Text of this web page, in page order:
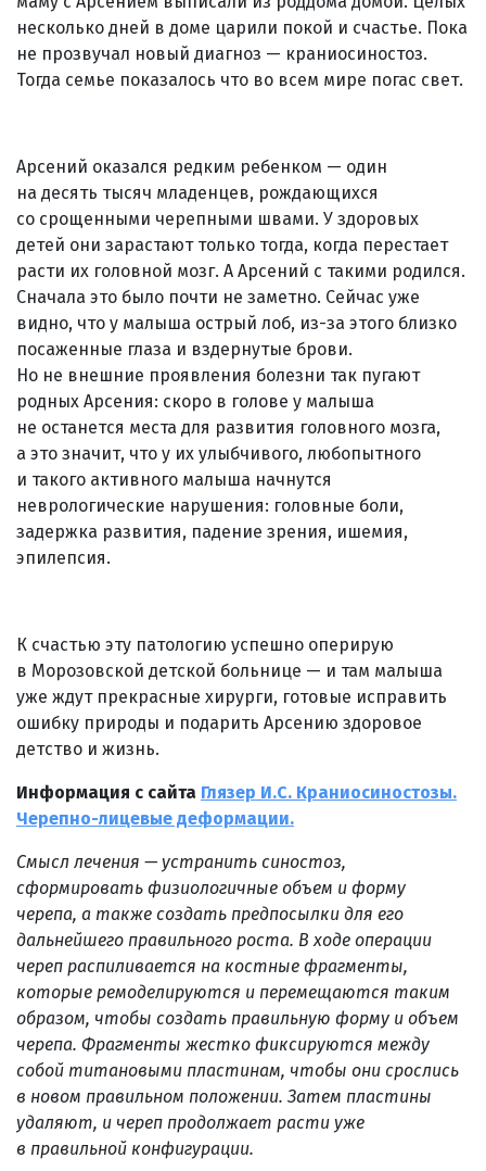
несколько дней в доме царили покой и счастье. Пока
не прозвучал новый диагноз — краниосиностоз.
Тогда семье показалось что во всем мире погас свет.
Арсений оказался редким ребенком — один
на десять тысяч младенцев, рождающихся
со срощенными черепными швами. У здоровых
детей они зарастают только тогда, когда перестает
расти их головной мозг. А Арсений с такими родился.
Сначала это было почти не заметно. Сейчас уже
видно, что у малыша острый лоб, из-за этого близко
посаженные глаза и вздернутые брови.
Но не внешние проявления болезни так пугают
родных Арсения: скоро в голове у малыша
не останется места для развития головного мозга,
а это значит, что у их улыбчивого, любопытного
и такого активного малыша начнутся
неврологические нарушения: головные боли,
задержка развития, падение зрения, ишемия,
эпилепсия.
К счастью эту патологию успешно оперирую
в Морозовской детской больнице — и там малыша
уже ждут прекрасные хирурги, готовые исправить
ошибку природы и подарить Арсению здоровое
детство и жизнь.
Информация с сайта Глязер И.С. Краниосиностозы.
Черепно-лицевые деформации.
Смысл лечения — устранить синостоз,
сформировать физиологичные объем и форму
черепа, а также создать предпосылки для его
дальнейшего правильного роста. В ходе операции
череп распиливается на костные фрагменты,
которые ремоделируются и перемещаются таким
образом, чтобы создать правильную форму и объем
черепа. Фрагменты жестко фиксируются между
собой титановыми пластинам, чтобы они срослись
в новом правильном положении. Затем пластины
удаляют, и череп продолжает расти уже
в правильной конфигурации.